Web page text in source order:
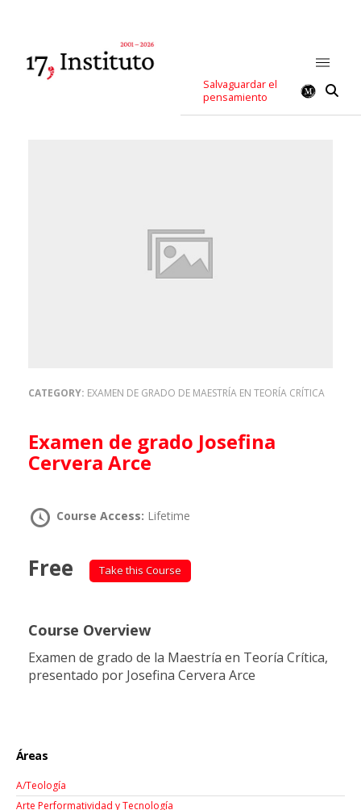
Salvaguardar el
pensamiento
CATEGORY: EXAMEN DE GRADO DE MAESTRÍA EN TEORÍA CRÍTICA
Examen de grado Josefina
Cervera Arce
Course Access: Lifetime
Free Take this Course
Course Overview
Examen de grado de la Maestría en Teoría Crítica,
presentado por Josefina Cervera Arce
Áreas
A/Teología
Arte Performatividad y Tecnología